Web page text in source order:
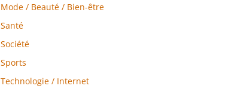
Mode / Beauté / Bien-être
Santé
Société
Sports
Technologie / Internet